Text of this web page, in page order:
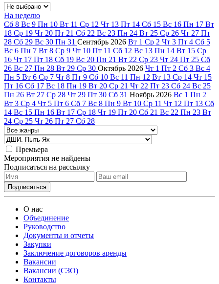
На неделю
Сб 8 Вс 9 Пн 10 Вт 11 Ср 12 Чт 13 Пт 14 Сб 15 Вс 16 Пн 17 Вт
18 Ср 19 Чт 20 Пт 21 Сб 22 Вс 23 Пн 24 Вт 25 Ср 26 Чт 27 Пт
28 Сб 29 Вс 30 Пн 31 Сентябрь 2026 Вт 1 Ср 2 Чт 3 Пт 4 Сб 5
Вс 6 Пн 7 Вт 8 Ср 9 Чт 10 Пт 11 Сб 12 Вс 13 Пн 14 Вт 15 Ср
16 Чт 17 Пт 18 Сб 19 Вс 20 Пн 21 Вт 22 Ср 23 Чт 24 Пт 25 Сб
26 Вс 27 Пн 28 Вт 29 Ср 30 Октябрь 2026 Чт 1 Пт 2 Сб 3 Вс 4
Пн 5 Вт 6 Ср 7 Чт 8 Пт 9 Сб 10 Вс 11 Пн 12 Вт 13 Ср 14 Чт 15
Пт 16 Сб 17 Вс 18 Пн 19 Вт 20 Ср 21 Чт 22 Пт 23 Сб 24 Вс 25
Пн 26 Вт 27 Ср 28 Чт 29 Пт 30 Сб 31 Ноябрь 2026 Вс 1 Пн 2
Вт 3 Ср 4 Чт 5 Пт 6 Сб 7 Вс 8 Пн 9 Вт 10 Ср 11 Чт 12 Пт 13 Сб
14 Вс 15 Пн 16 Вт 17 Ср 18 Чт 19 Пт 20 Сб 21 Вс 22 Пн 23 Вт
24 Ср 25 Чт 26 Пт 27 Сб 28
Премьера
Мероприятия не найдены
Подписаться на рассылку
О нас
Объединение
Руководство
Документы и отчеты
Закупки
Заключение договоров аренды
Вакансии
Вакансии (СЗО)
Контакты